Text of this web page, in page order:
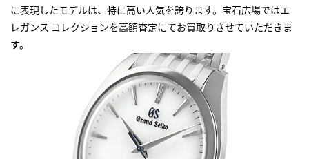
に表現したモデルは、特に高い人気を誇ります。宝石広場ではエ
レガンス コレクションを高額査定にてお買取りさせていただきま
す。